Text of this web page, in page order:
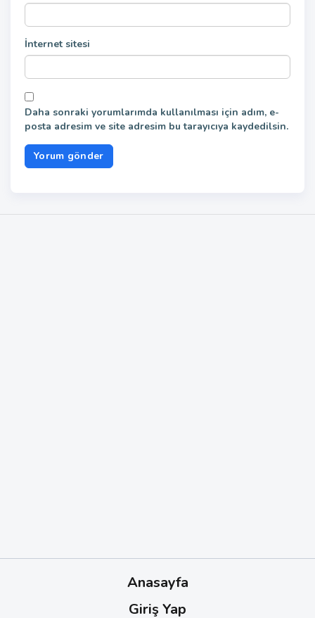
İnternet sitesi
Daha sonraki yorumlarımda kullanılması için adım, e-
posta adresim ve site adresim bu tarayıcıya kaydedilsin.
Anasayfa
Giriş Yap